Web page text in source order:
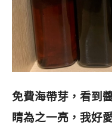
免費海帶芽，看到
睛為之一亮，我好